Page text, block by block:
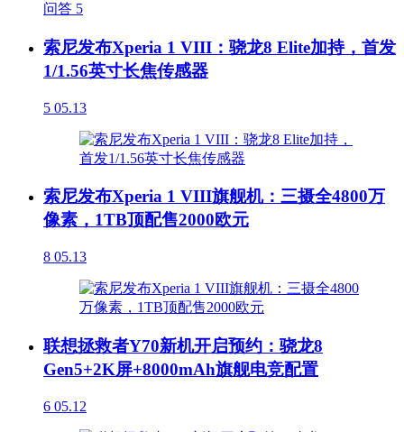
问答 5
索尼发布Xperia 1 VIII：骁龙8 Elite加持，首发
1/1.56英寸长焦传感器
5 05.13
索尼发布Xperia 1 VIII旗舰机：三摄全4800万
像素，1TB顶配售2000欧元
8 05.13
联想拯救者Y70新机开启预约：骁龙8
Gen5+2K屏+8000mAh旗舰电竞配置
6 05.12